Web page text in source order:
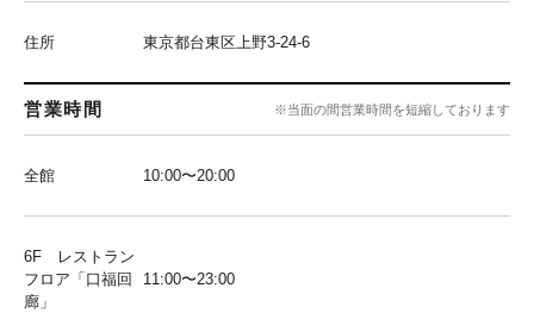
住所 東京都台東区上野3-24-6
営業時間 ※当面の間営業時間を短縮しております
全館 10:00〜20:00
6F レストラン
フロア「口福回
廊」
11:00〜23:00